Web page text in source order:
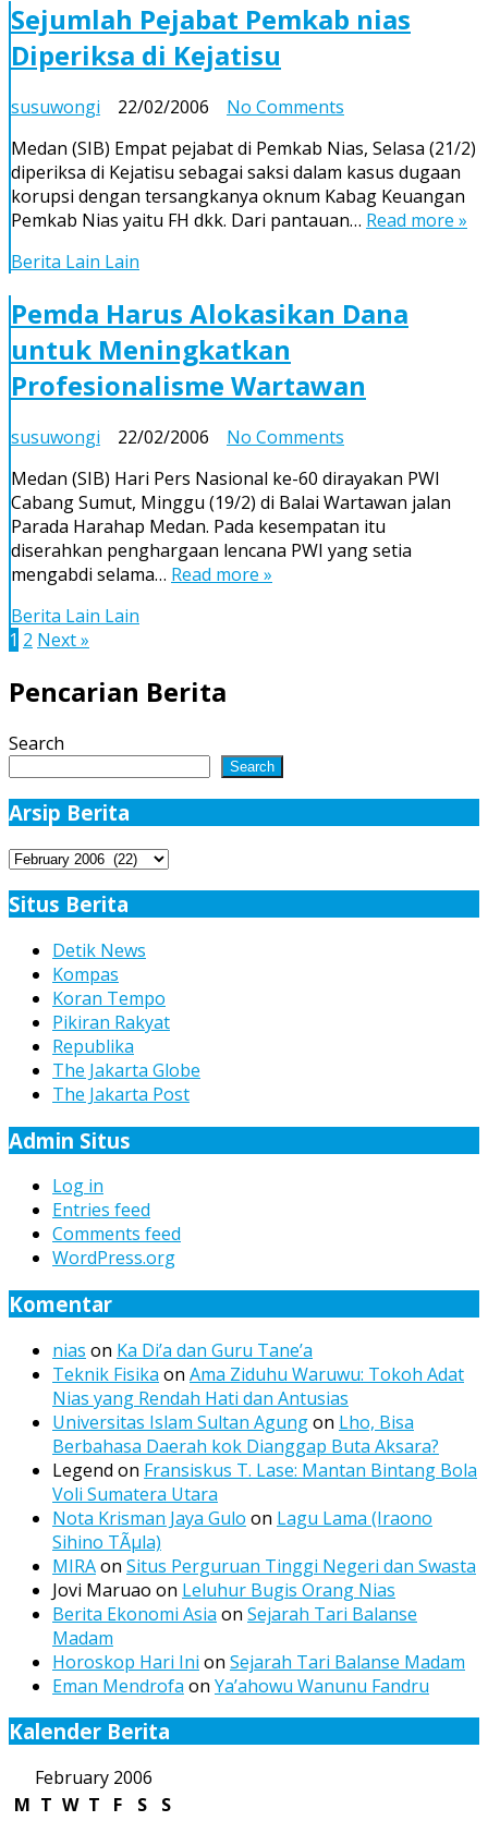
Sejumlah Pejabat Pemkab nias
Diperiksa di Kejatisu
susuwongi 22/02/2006 No Comments
Pejabat
Pemkab
nias
Diperiksa
Medan (SIB) Empat pejabat di Pemkab Nias, Selasa (21/2)
diperiksa di Kejatisu sebagai saksi dalam kasus dugaan
korupsi dengan tersangkanya oknum Kabag Keuangan
Pemkab Nias yaitu FH dkk. Dari pantauan… Read more »
Berita Lain Lain
Pemda Harus Alokasikan Dana
untuk Meningkatkan
Profesionalisme Wartawan
susuwongi 22/02/2006 No Comments
Harus
Alokasikan
Dana
untuk
Medan (SIB) Hari Pers Nasional ke-60 dirayakan PWI
Cabang Sumut, Minggu (19/2) di Balai Wartawan jalan
Parada Harahap Medan. Pada kesempatan itu
diserahkan penghargaan lencana PWI yang setia
mengabdi selama… Read more »
Berita Lain Lain
Posts
pagination
1 2 Next »
Pencarian Berita
Search
Search
Arsip Berita
Arsip
Situs Berita
Detik News
Kompas
Koran Tempo
Pikiran Rakyat
Republika
The Jakarta Globe
The Jakarta Post
Admin Situs
Log in
Entries feed
Comments feed
WordPress.org
Komentar
nias on Ka Di’a dan Guru Tane’a
Teknik Fisika on Ama Ziduhu Waruwu: Tokoh Adat
Nias yang Rendah Hati dan Antusias
Universitas Islam Sultan Agungon Lho, Bisa
Berbahasa Daerah kok Dianggap Buta Aksara?
Legend on Fransiskus T. Lase: Mantan Bintang Bola
Voli Sumatera Utara
Nota Krisman Jaya Gulo on Lagu Lama (Iraono
Sihino TÃµla)
MIRAon Situs Perguruan Tinggi Negeri dan Swasta
Jovi Maruao on Leluhur Bugis Orang Nias
Berita Ekonomi Asia on Sejarah Tari Balanse
Madam
Horoskop Hari Ini on Sejarah Tari Balanse Madam
Eman Mendrofa on Ya’ahowu Wanunu Fandru
Kalender Berita
February 2006
M T W T F S S